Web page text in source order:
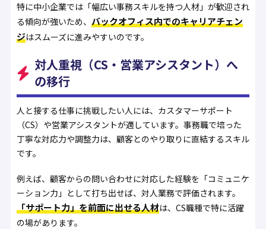
特に中小企業では「幅広い事務スキルを持つ人材」が歓迎され
る傾向が強いため、 バックオフィス内でのキャリアチェン
ジはスムーズに進みやすいのです。
対人重視（CS・営業アシスタント）へ
の移行
人と接する仕事に挑戦したい人には、カスタマーサポート
（CS）や営業アシスタントが適しています。事務職で培った
丁寧な対応力や調整力は、顧客とのやり取りに直結するスキル
です。
例えば、顧客からの問い合わせに対応した経験を「コミュニケ
ーション力」として打ち出せば、対人業務で評価されます。
「サポート力」を前面に出せる人材は、CS職種で特に活躍
の場があります。